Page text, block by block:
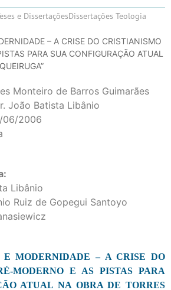
e DissertaçõesDissertações Teologia
– A CRISE DO CRISTIANISMO
PARA SUA CONFIGURAÇÃO ATUAL
Monteiro de Barros Guimarães
João Batista Libânio
06/2006
Libânio
Ruiz de Gopegui Santoyo
E MODERNIDADE – A CRISE DO
MODERNO E AS PISTAS PARA
ATUAL NA OBRA DE TORRES